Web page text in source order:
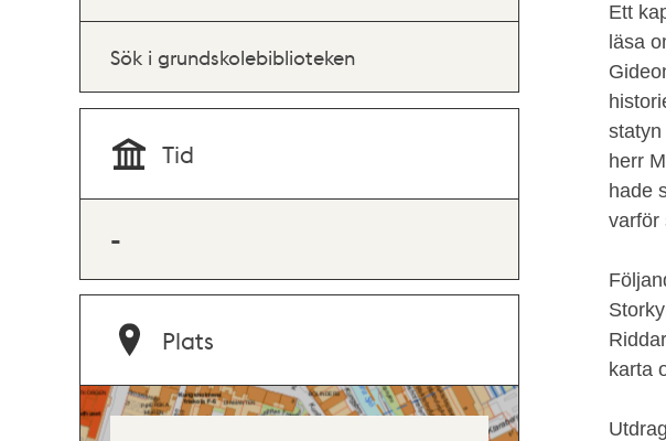
Ett
läsa
herr
hade
varför
karta
Sök i grundskolebiblioteken
Tid
-
Plats